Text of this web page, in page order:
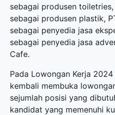
sebagai produsen
sebagai produsen plastik,
sebagai penyedia jasa
sebagai penyedia jasa
Cafe.
Pada Lowongan Kerja
kembali membuka
sejumlah posisi yang
kandidat yang memenuhi